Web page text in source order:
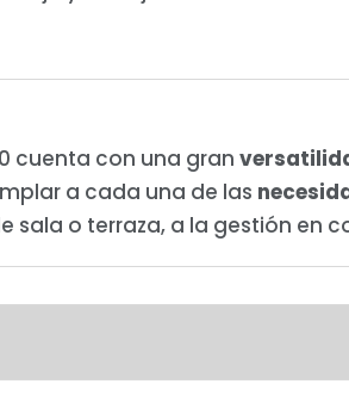
cuenta con una gran
a cada una de las
sala o terraza, a la gestión en